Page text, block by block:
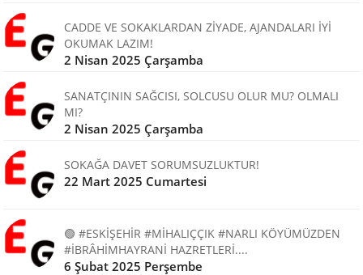
CADDE VE SOKAKLARDAN ZİYADE, AJANDALARI İYİ
OKUMAK LAZIM!
2 Nisan 2025 Çarşamba
SANATÇININ SAĞCISI, SOLCUSU OLUR MU? OLMALI
MI?
2 Nisan 2025 Çarşamba
SOKAĞA DAVET SORUMSUZLUKTUR!
22 Mart 2025 Cumartesi
🟢 #ESKİŞEHİR #MİHALIÇÇIK #NARLI KÖYÜMÜZDEN
#İBRÂHİMHAYRANİ HAZRETLERİ....
6 Şubat 2025 Perşembe